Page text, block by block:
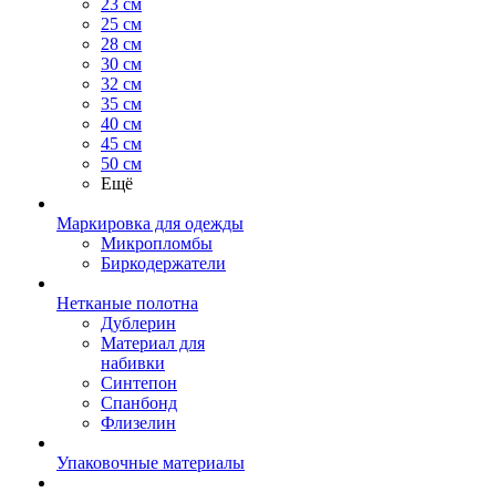
23 см
25 см
28 см
30 см
32 см
35 см
40 см
45 см
50 см
Ещё
Маркировка для одежды
Микропломбы
Биркодержатели
Нетканые полотна
Дублерин
Материал для
набивки
Синтепон
Спанбонд
Флизелин
Упаковочные материалы